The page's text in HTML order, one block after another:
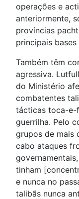
operações e
anteriormente,
províncias
principais
Também têm
agressiva.
do Ministério
combatentes
tácticas toca-e-
guerrilha. Pelo
grupos de mais
cabo ataques
tinham
e nunca no
talibãs nunca